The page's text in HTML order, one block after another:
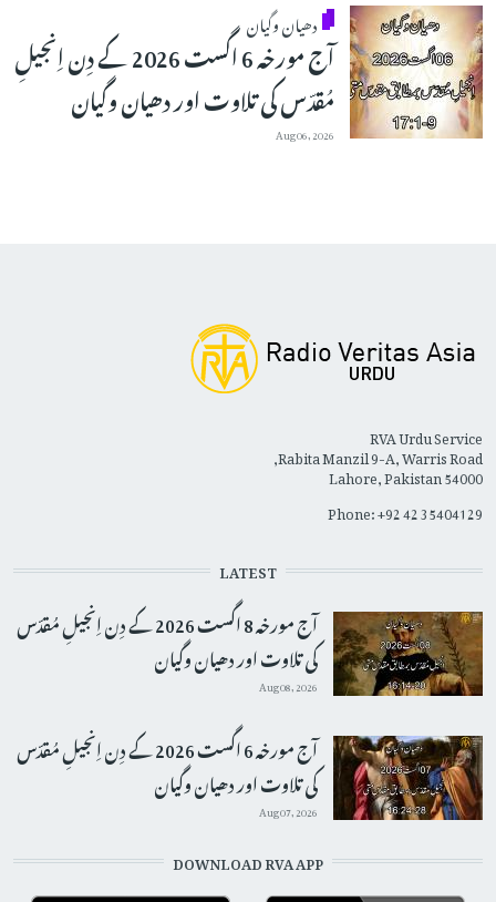
دھیان وگیان
آج مورخہ 6 اگست 2026 کے دِن اِنجیلِ
مُقدّس کی تلاوت اور دھیان وگیان
Aug 06, 2026
RVA Urdu Service
Rabita Manzil 9-A, Warris Road,
Lahore, Pakistan 54000
Phone: +92 42 35404129
LATEST
آج مورخہ 8 اگست 2026 کے دِن اِنجیلِ مُقدّس
کی تلاوت اور دھیان وگیان
Aug 08, 2026
آج مورخہ 6 اگست 2026 کے دِن اِنجیلِ مُقدّس
کی تلاوت اور دھیان وگیان
Aug 07, 2026
DOWNLOAD RVA APP